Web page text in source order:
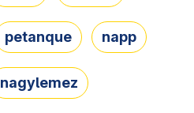
petanque napp
nagylemez